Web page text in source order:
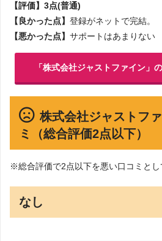
【評価】3点(普通)
【良かった点】 登録がネットで完結。
【悪かった点】 サポートはあまりない
「株式会社ジャストファイン」
株式会社ジャストフ
ミ（総合評価2点以下）
※総合評価で2点以下を悪い口コミとし
なし